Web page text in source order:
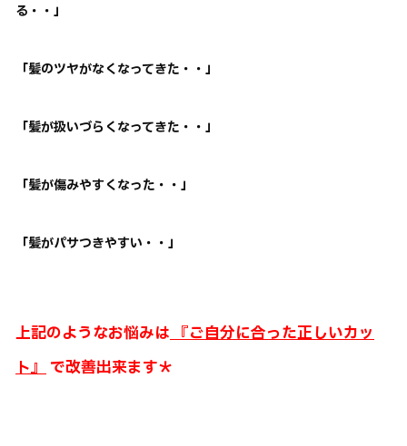
る・・」
「髪のツヤがなくなってきた・・」
「髪が扱いづらくなってきた・・」
「髪が傷みやすくなった・・」
「髪がパサつきやすい・・」
上記のようなお悩みは 『ご自分に合った正しいカッ
ト』 で改善出来ます＊